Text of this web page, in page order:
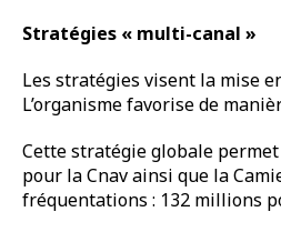
Stratégies « multi-canal »
Les stratégies visent la mise
L’organisme favorise de
Cette stratégie globale permet
pour la Cnav ainsi que la
fréquentations : 132 millions